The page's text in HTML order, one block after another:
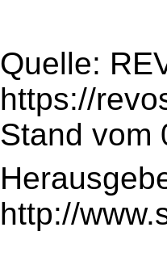
Quelle:
https://
Stand vom
http://